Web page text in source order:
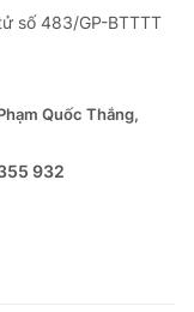
số 483/GP-BTTTT
Quốc Thắng,
932